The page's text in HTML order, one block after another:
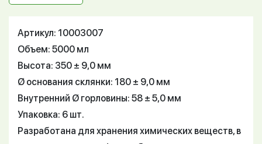
Артикул: 10003007
Объем: 5000 мл
Высота: 350 ± 9,0 мм
Ø основания склянки: 180 ± 9,0 мм
Внутренний Ø горловины: 58 ± 5,0 мм
Упаковка: 6 шт.
Разработана для хранения химических веществ, в